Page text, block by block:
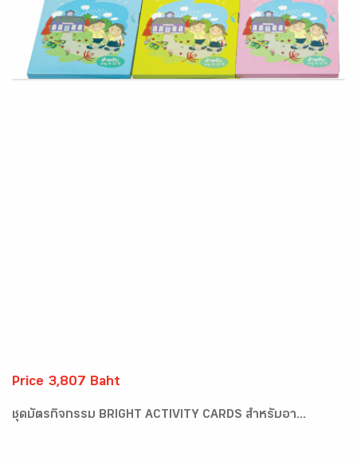
Price 3,807 Baht
ชุดบัตรกิจกรรม BRIGHT ACTIVITY CARDS สำหรับอา...